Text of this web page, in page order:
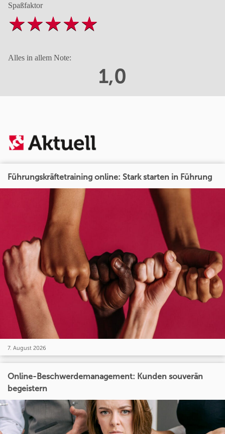
Spaßfaktor
Alles in allem Note:
1,0
Führungskräftetraining online: Stark starten in Führung
7. August 2026
Online-Beschwerdemanagement: Kunden souverän
begeistern